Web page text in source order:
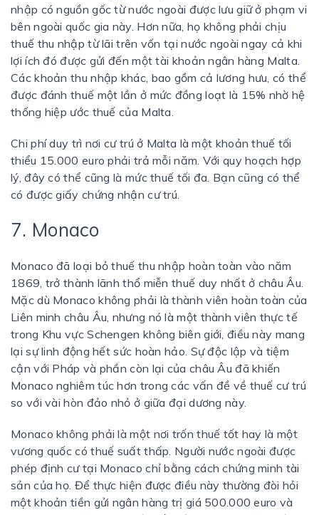
nhập có nguồn gốc từ nước ngoài được lưu giữ ở phạm vi
bên ngoài quốc gia này. Hơn nữa, họ không phải chịu
thuế thu nhập từ lãi trên vốn tại nước ngoài ngay cả khi
lợi ích đó được gửi đến một tài khoản ngân hàng Malta.
Các khoản thu nhập khác, bao gồm cả lương hưu, có thể
được đánh thuế một lần ở mức đồng loạt là 15% nhờ hệ
thống hiệp ước thuế của Malta.
Chi phí duy trì nơi cư trú ở Malta là một khoản thuế tối
thiểu 15.000 euro phải trả mỗi năm. Với quy hoạch hợp
lý, đây có thể cũng là mức thuế tối đa. Bạn cũng có thể
có được giấy chứng nhận cư trú.
7. Monaco
Monaco đã loại bỏ thuế thu nhập hoàn toàn vào năm
1869, trở thành lãnh thổ miễn thuế duy nhất ở châu Âu.
Mặc dù Monaco không phải là thành viên hoàn toàn của
Liên minh châu Âu, nhưng nó là một thành viên thực tế
trong Khu vực Schengen không biên giới, điều này mang
lại sự linh động hết sức hoàn hảo. Sự độc lập và tiệm
cận với Pháp và phần còn lại của châu Âu đã khiến
Monaco nghiêm túc hơn trong các vấn đề về thuế cư trú
so với vài hòn đảo nhỏ ở giữa đại dương này.
Monaco không phải là một nơi trốn thuế tốt hay là một
vương quốc có thuế suất thấp. Người nước ngoài được
phép định cư tại Monaco chỉ bằng cách chứng minh tài
sản của họ. Để thực hiện được điều này thường đòi hỏi
một khoản tiền gửi ngân hàng trị giá 500.000 euro và